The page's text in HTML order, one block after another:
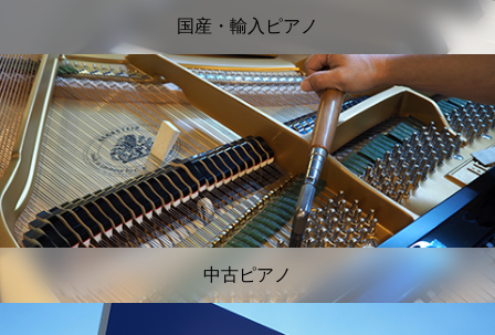
国産・輸入ピアノ
中古ピアノ